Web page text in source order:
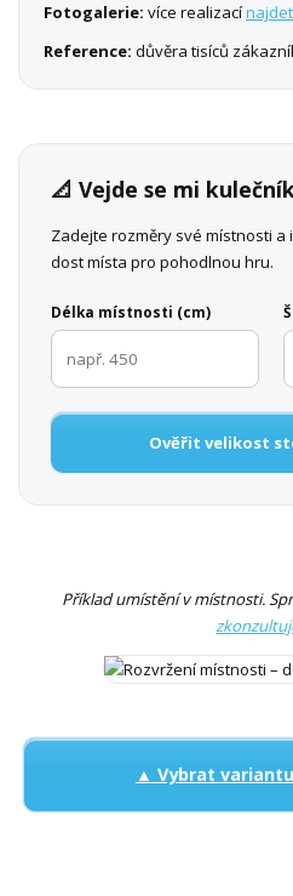
Fotogalerie: více realizací
Reference: důvěra tisíců
📐 Vejde se mi
Zadejte rozměry své místnosti a
dost místa pro pohodlnou hru.
Délka místnosti (cm)
Ověřit velikost
Příklad umístění v místnosti.
▲ Vybrat